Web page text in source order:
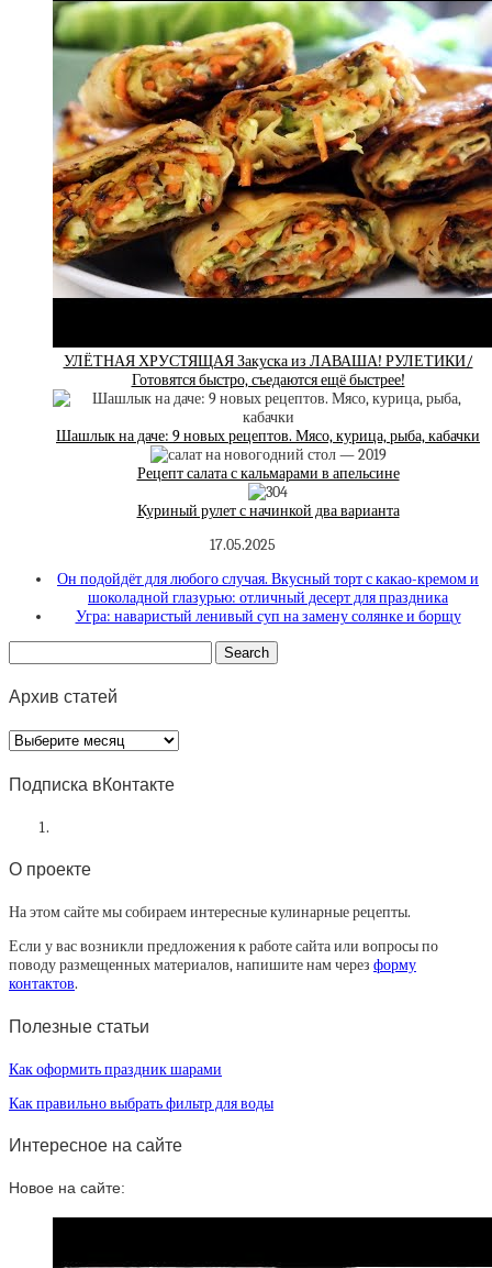
УЛЁТНАЯ ХРУСТЯЩАЯ Закуска из ЛАВАША! РУЛЕТИКИ/
Готовятся быстро, съедаются ещё быстрее!
Шашлык на даче: 9 новых рецептов. Мясо, курица, рыба, кабачки
Рецепт салата с кальмарами в апельсине
Куриный рулет с начинкой два варианта
17.05.2025
Он подойдёт для любого случая. Вкусный торт с какао-кремом и
шоколадной глазурью: отличный десерт для праздника
Угра: наваристый ленивый суп на замену солянке и борщу
Архив статей
Архив
статей
Подписка вКонтакте
О проекте
На этом сайте мы собираем интересные кулинарные рецепты.
Если у вас возникли предложения к работе сайта или вопросы по
поводу размещенных материалов, напишите нам через форму
контактов.
Полезные статьи
Как оформить праздник шарами
Как правильно выбрать фильтр для воды
Интересное на сайте
Новое на сайте: